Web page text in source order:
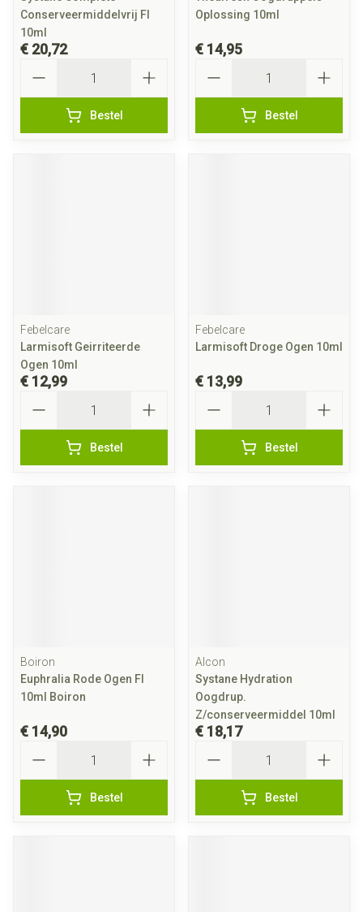
Conserveermiddelvrij Fl
10ml
€ 20,72
Bestel
Oplossing 10ml
€ 14,95
Bestel
Febelcare
Larmisoft Geirriteerde
Ogen 10ml
€ 12,99
Bestel
Febelcare
Larmisoft Droge Ogen 10ml
€ 13,99
Bestel
Boiron
Euphralia Rode Ogen Fl
10ml Boiron
€ 14,90
Bestel
Alcon
Systane Hydration
Oogdrup.
Z/conserveermiddel 10ml
€ 18,17
Bestel